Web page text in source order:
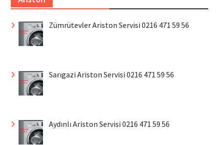
Zümrütevler Ariston Servisi 0216 471 59 56
Sarıgazi Ariston Servisi 0216 471 59 56
Aydınlı Ariston Servisi 0216 471 59 56